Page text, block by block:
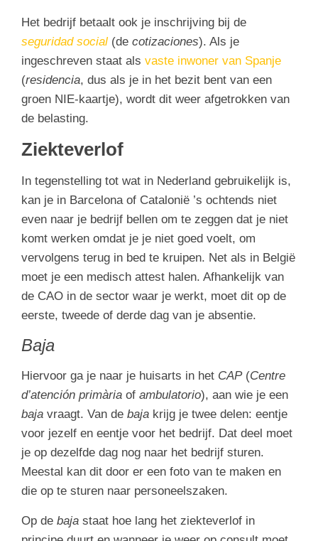
Het bedrijf betaalt ook je inschrijving bij de
seguridad social (de cotizaciones). Als je
ingeschreven staat als vaste inwoner van Spanje
(residencia, dus als je in het bezit bent van een
groen NIE-kaartje), wordt dit weer afgetrokken van
de belasting.
Ziekteverlof
In tegenstelling tot wat in Nederland gebruikelijk is,
kan je in Barcelona of Catalonië ’s ochtends niet
even naar je bedrijf bellen om te zeggen dat je niet
komt werken omdat je je niet goed voelt, om
vervolgens terug in bed te kruipen. Net als in België
moet je een medisch attest halen. Afhankelijk van
de CAO in de sector waar je werkt, moet dit op de
eerste, tweede of derde dag van je absentie.
Baja
Hiervoor ga je naar je huisarts in het CAP(Centre
d’atención primària of ambulatorio), aan wie je een
baja vraagt. Van de baja krijg je twee delen: eentje
voor jezelf en eentje voor het bedrijf. Dat deel moet
je op dezelfde dag nog naar het bedrijf sturen.
Meestal kan dit door er een foto van te maken en
die op te sturen naar personeelszaken.
Op de baja staat hoe lang het ziekteverlof in